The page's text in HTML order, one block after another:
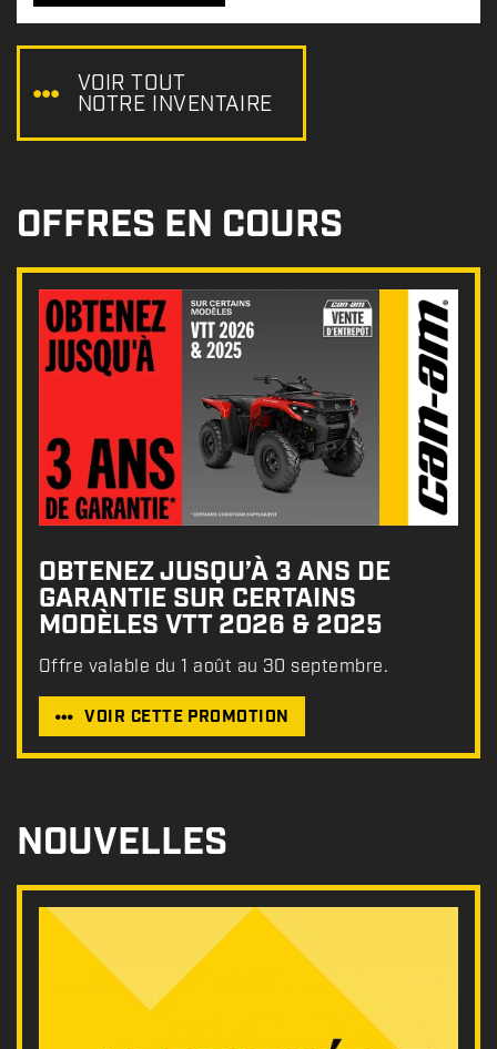
x
VOIR TOUT
NOTRE INVENTAIRE
OFFRES EN COURS
OBTENEZ JUSQU’À 3 ANS DE
GARANTIE SUR CERTAINS
MODÈLES VTT 2026 & 2025
Offre valable du 1 août au 30 septembre.
VOIR CETTE PROMOTION
NOUVELLES